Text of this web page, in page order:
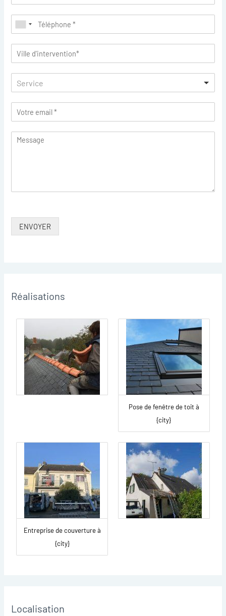
Service
ENVOYER
Réalisations
Pose de fenêtre de toit à
{city}
Entreprise de couverture à
{city}
Localisation